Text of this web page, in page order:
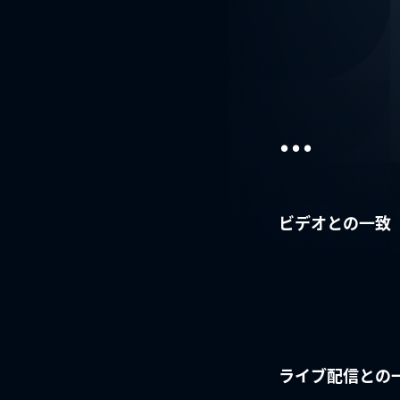
...
ビデオとの一致
ライブ配信との